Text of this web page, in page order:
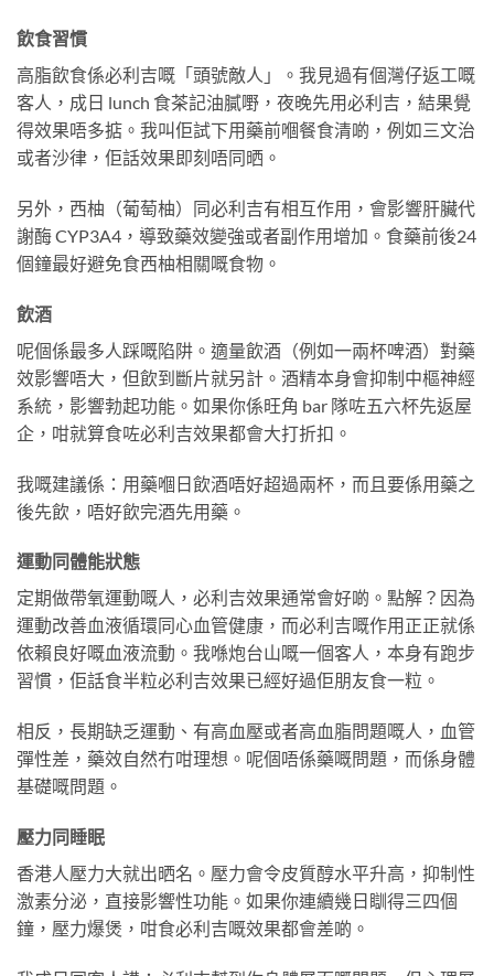
飲食習慣
高脂飲食係必利吉嘅「頭號敵人」。我見過有個灣仔返工嘅
客人，成日 lunch 食茶記油膩嘢，夜晚先用必利吉，結果覺
得效果唔多掂。我叫佢試下用藥前嗰餐食清啲，例如三文治
或者沙律，佢話效果即刻唔同晒。
另外，西柚（葡萄柚）同必利吉有相互作用，會影響肝臟代
謝酶 CYP3A4，導致藥效變強或者副作用增加。食藥前後24
個鐘最好避免食西柚相關嘅食物。
飲酒
呢個係最多人踩嘅陷阱。適量飲酒（例如一兩杯啤酒）對藥
效影響唔大，但飲到斷片就另計。酒精本身會抑制中樞神經
系統，影響勃起功能。如果你係旺角 bar 隊咗五六杯先返屋
企，咁就算食咗必利吉效果都會大打折扣。
我嘅建議係：用藥嗰日飲酒唔好超過兩杯，而且要係用藥之
後先飲，唔好飲完酒先用藥。
運動同體能狀態
定期做帶氧運動嘅人，必利吉效果通常會好啲。點解？因為
運動改善血液循環同心血管健康，而必利吉嘅作用正正就係
依賴良好嘅血液流動。我喺炮台山嘅一個客人，本身有跑步
習慣，佢話食半粒必利吉效果已經好過佢朋友食一粒。
相反，長期缺乏運動、有高血壓或者高血脂問題嘅人，血管
彈性差，藥效自然冇咁理想。呢個唔係藥嘅問題，而係身體
基礎嘅問題。
壓力同睡眠
香港人壓力大就出晒名。壓力會令皮質醇水平升高，抑制性
激素分泌，直接影響性功能。如果你連續幾日瞓得三四個
鐘，壓力爆煲，咁食必利吉嘅效果都會差啲。